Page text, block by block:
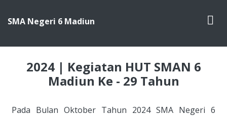
SMA Negeri 6 Madiun
2024 | Kegiatan HUT SMAN 6
Madiun Ke - 29 Tahun
Pada Bulan Oktober Tahun 2024 SMA Negeri 6